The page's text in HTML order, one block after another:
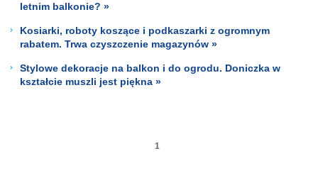
letnim balkonie? »
Kosiarki, roboty koszące i podkaszarki z ogromnym
rabatem. Trwa czyszczenie magazynów »
Stylowe dekoracje na balkon i do ogrodu. Doniczka w
kształcie muszli jest piękna »
1